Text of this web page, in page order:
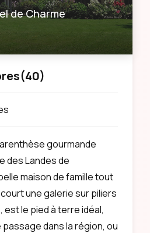
de Charme
(40)
gourmande
des Landes de
maison de famille tout
une galerie sur piliers
le pied à terre idéal,
dans la région, ou